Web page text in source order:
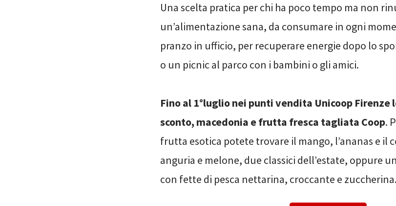
Una scelta pratica per chi ha poco tempo ma non
un’alimentazione sana, da consumare in ogni
pranzo in ufficio, per recuperare energie dopo lo
o un picnic al parco con i bambini o gli amici.
Fino al 1°luglio nei punti vendita Unicoop
sconto, macedonia e frutta fresca tagliata Coop.
frutta esotica potete trovare il mango, l’ananas e il
anguria e melone, due classici dell’estate, oppure
con fette di pesca nettarina, croccante e zuccherina.